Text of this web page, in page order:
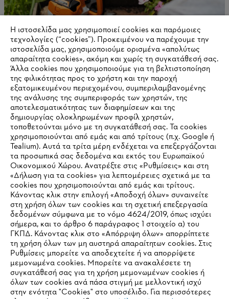
Καινοτομία
Πληροφορίες για τους προμηθευτές
Προϊόντα
Επικοινωνία
Καριέρα
Σύστημα καταγγελιών
Η ιστοσελίδα μας χρησιμοποιεί cookies και παρόμοιες
τεχνολογίες (“cookies”). Προκειμένου να παρέχουμε την
ιστοσελίδα μας, χρησιμοποιούμε ορισμένα «απολύτως
απαραίτητα cookies», ακόμη και χωρίς τη συγκατάθεσή σας.
Άλλα cookies που χρησιμοποιούμε για τη βελτιστοποίηση
της φιλικότητας προς το χρήστη και την παροχή
εξατομικευμένου περιεχομένου, συμπεριλαμβανομένης
της ανάλυσης της συμπεριφοράς των χρηστών, της
αποτελεσματικότητας των διαφημίσεων και της
δημιουργίας ολοκληρωμένων προφίλ χρηστών,
τοποθετούνται μόνο με τη συγκατάθεσή σας. Τα cookies
χρησιμοποιούνται από εμάς και από τρίτους (π.χ. Google ή
Tealium). Αυτά τα τρίτα μέρη ενδέχεται να επεξεργάζονται
τα προσωπικά σας δεδομένα και εκτός του Ευρωπαϊκού
Οικονομικού Χώρου. Ανατρέξτε στις «Ρυθμίσεις» και στη
«Δήλωση για τα cookies» για λεπτομέρειες σχετικά με τα
cookies που χρησιμοποιούνται από εμάς και τρίτους.
Κάνοντας κλικ στην επιλογή «Αποδοχή όλων» συναινείτε
στη χρήση όλων των cookies και τη σχετική επεξεργασία
δεδομένων σύμφωνα με το νόμο 4624/2019, όπως ισχύει
σήμερα, και το άρθρο 6 παράγραφος 1 στοιχείο α) του
ΓΚΠΔ. Κάνοντας κλικ στο «Απόρριψη όλων» απορρίπτετε
τη χρήση όλων των μη αυστηρά απαραίτητων cookies. Στις
Ρυθμίσεις μπορείτε να αποδεχτείτε ή να απορρίψετε
μεμονωμένα cookies. Μπορείτε να ανακαλέσετε τη
συγκατάθεσή σας για τη χρήση μεμονωμένων cookies ή
όλων των cookies ανά πάσα στιγμή με μελλοντική ισχύ
στην ενότητα "Cookies" στο υποσέλιδο. Για περισσότερες